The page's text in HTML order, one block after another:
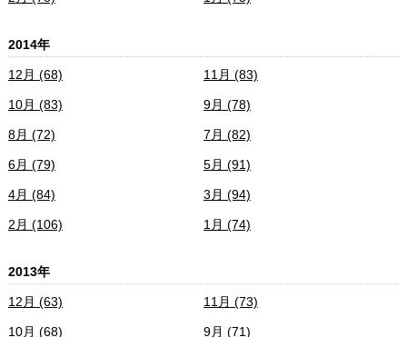
2014年
12月 (68) 11月 (83)
10月 (83) 9月 (78)
8月 (72) 7月 (82)
6月 (79) 5月 (91)
4月 (84) 3月 (94)
2月 (106) 1月 (74)
2013年
12月 (63) 11月 (73)
10月 (68) 9月 (71)